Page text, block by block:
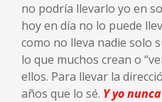
no podría llevarlo yo en
hoy en día no lo puede
como no lleva nadie solo
lo que muchos crean o
ellos. Para llevar la
años que lo sé. Y yo